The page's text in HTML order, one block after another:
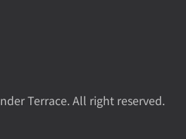
Terrace. All right reserved.